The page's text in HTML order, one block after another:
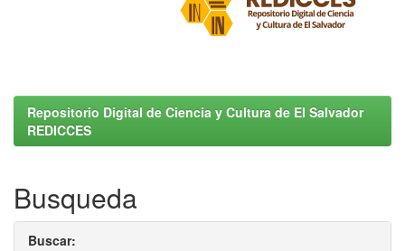
Repositorio Digital de Ciencia y Cultura de El Salvador
REDICCES
Busqueda
Buscar: